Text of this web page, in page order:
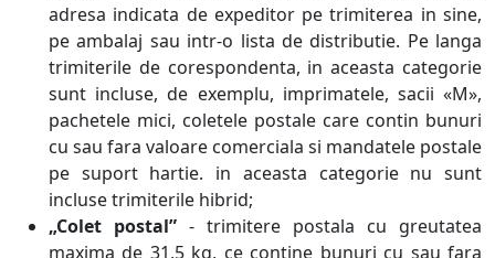
adresa indicata de expeditor pe trimiterea in sine,
pe ambalaj sau intr-o lista de distributie. Pe langa
trimiterile de corespondenta, in aceasta categorie
sunt incluse, de exemplu, imprimatele, sacii «M»,
pachetele mici, coletele postale care contin bunuri
cu sau fara valoare comerciala si mandatele postale
pe suport hartie. in aceasta categorie nu sunt
incluse trimiterile hibrid;
„Colet postal” - trimitere postala cu greutatea
maxima de 31,5 kg, ce contine bunuri cu sau fara